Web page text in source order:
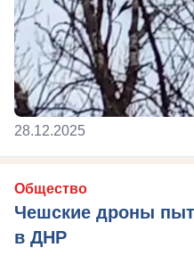
28.12.2025
Общество
Чешские дроны
в ДНР